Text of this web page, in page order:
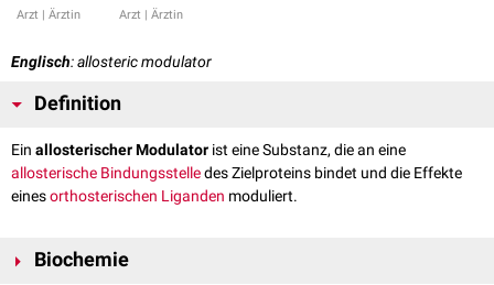
Arzt | Ärztin Arzt | Ärztin
Englisch: allosteric modulator
Definition
Ein allosterischer Modulator ist eine Substanz, die an eine
allosterische Bindungsstelledes Zielproteins bindet und die Effekte
einesorthosterischen Liganden moduliert.
Biochemie